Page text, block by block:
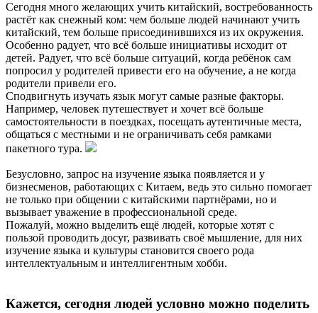
Сегодня много желающих учить китайский, востребованность
растёт как снежный ком: чем больше людей начинают учить
китайский, тем больше присоединившихся из их окружения.
Особенно радует, что всё больше инициативы исходит от
детей. Радует, что всё больше ситуаций, когда ребёнок сам
попросил у родителей привести его на обучение, а не когда
родители привели его.
Сподвигнуть изучать язык могут самые разные факторы.
Например, человек путешествует и хочет всё больше
самостоятельности в поездках, посещать аутентичные места,
общаться с местными и не ограничивать себя рамками
пакетного тура.
Безусловно, запрос на изучение языка появляется и у
бизнесменов, работающих с Китаем, ведь это сильно помогает
не только при общении с китайскими партнёрами, но и
вызывает уважение в профессиональной среде.
Пожалуй, можно выделить ещё людей, которые хотят с
пользой проводить досуг, развивать своё мышление, для них
изучение языка и культуры становится своего рода
интеллектуальным и интеллигентным хобби.
Кажется, сегодня людей условно можно поделить